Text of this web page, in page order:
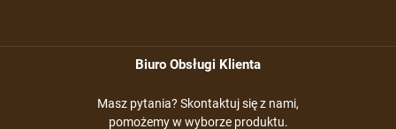
Biuro Obsługi Klienta
Masz pytania? Skontaktuj się z nami,
pomożemy w wyborze produktu.